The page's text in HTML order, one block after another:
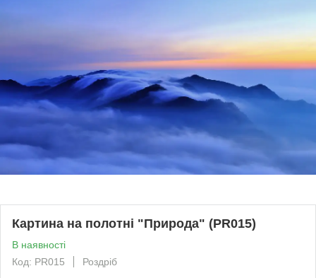
Картина на полотні "Природа" (PR015)
В наявності
Код: PR015
Роздріб